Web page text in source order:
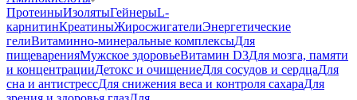
ПротеиныИзолятыГейнерыL-
карнитинКреатиныЖиросжигателиЭнергетические
гелиВитаминно-минеральные комплексыДля
пищеваренияМужское здоровьеВитамин D3Для мозга, памяти
и концентрацииДетокс и очищениеДля сосудов и сердцаДля
сна и антистрессДля снижения веса и контроля сахараДля